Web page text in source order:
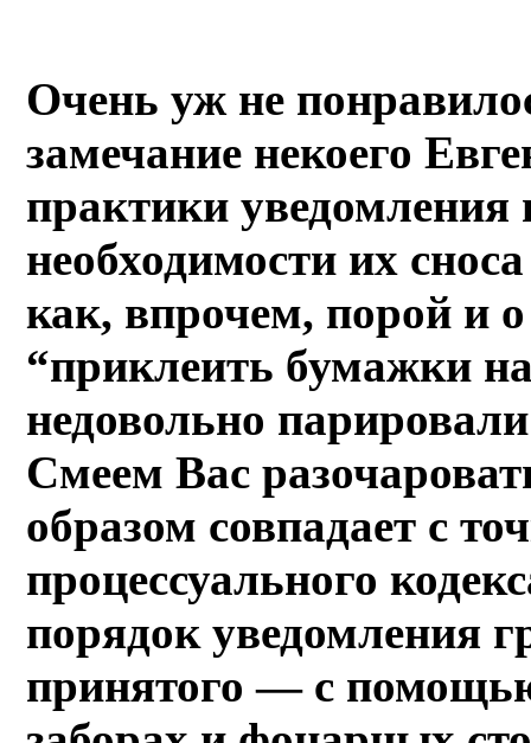
Очень уж не
замечание некоего
практики уведомления
необходимости их
как, впрочем, порой и о
“приклеить бумажки
недовольно
Смеем Вас
образом совпадает с
процессуального
порядок уведомления
принятого — с